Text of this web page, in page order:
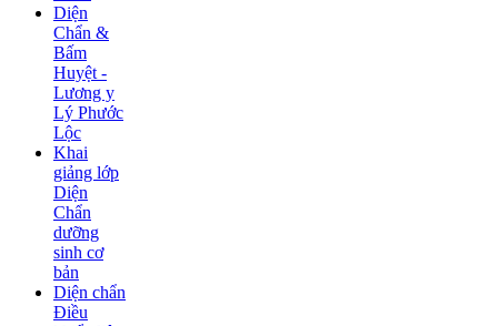
Diện
Chẩn &
Bấm
Huyệt -
Lương y
Lý Phước
Lộc
Khai
giảng lớp
Diện
Chẩn
dưỡng
sinh cơ
bản
Diện chẩn
Điều